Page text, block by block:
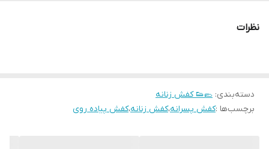
نظرات
دسته‌بندی: 🥿👟 کفش زنانه
برچسب‌ها :کفش پسرانه،کفش زنانه،کفش پیاده روی